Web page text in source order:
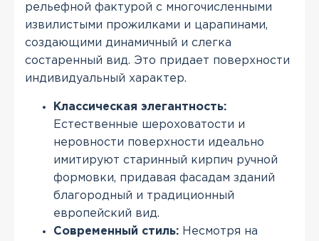
рельефной фактурой с многочисленными
извилистыми прожилками и царапинами,
создающими динамичный и слегка
состаренный вид. Это придает поверхности
индивидуальный характер.
Классическая элегантность:
Естественные шероховатости и
неровности поверхности идеально
имитируют старинный кирпич ручной
формовки, придавая фасадам зданий
благородный и традиционный
европейский вид.
Современный стиль: Несмотря на